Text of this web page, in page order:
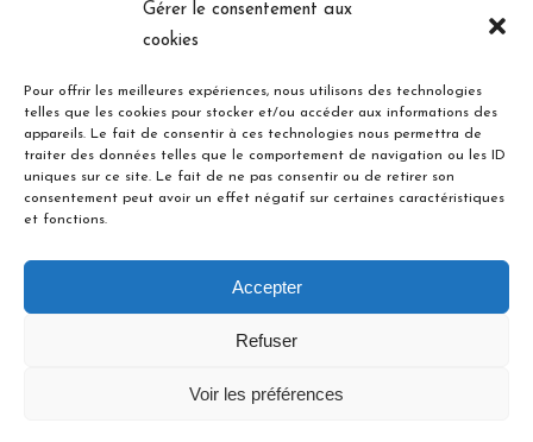
Gérer le consentement aux
cookies
Pour offrir les meilleures expériences, nous utilisons des technologies
telles que les cookies pour stocker et/ou accéder aux informations des
appareils. Le fait de consentir à ces technologies nous permettra de
traiter des données telles que le comportement de navigation ou les ID
uniques sur ce site. Le fait de ne pas consentir ou de retirer son
consentement peut avoir un effet négatif sur certaines caractéristiques
et fonctions.
Accepter
Refuser
Voir les préférences
866 Av. Marechal Juin, 30900
contact@bg-pc.fr
06 73 36 74 03
Ouvert du lundi au vendredi,
de 8h à 18h
NOS RÉSEAUX